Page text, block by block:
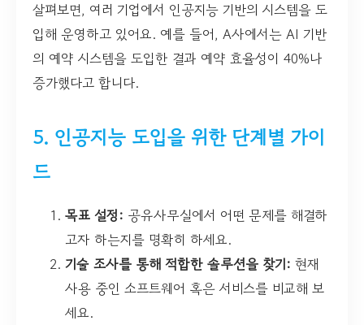
살펴보면, 여러 기업에서 인공지능 기반의 시스템을 도
입해 운영하고 있어요. 예를 들어, A사에서는 AI 기반
의 예약 시스템을 도입한 결과 예약 효율성이 40%나
증가했다고 합니다.
5. 인공지능 도입을 위한 단계별 가이
드
목표 설정: 공유사무실에서 어떤 문제를 해결하
고자 하는지를 명확히 하세요.
기술 조사를 통해 적합한 솔루션을 찾기: 현재
사용 중인 소프트웨어 혹은 서비스를 비교해 보
세요.